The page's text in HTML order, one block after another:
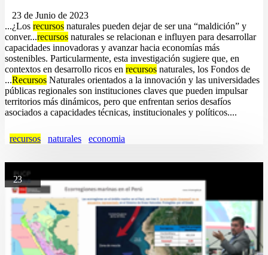
23 de Junio de 2023
...¿Los recursos naturales pueden dejar de ser una “maldición” y
conver...recursos naturales se relacionan e influyen para desarrollar
capacidades innovadoras y avanzar hacia economías más
sostenibles. Particularmente, esta investigación sugiere que, en
contextos en desarrollo ricos en recursos naturales, los Fondos de
...Recursos Naturales orientados a la innovación y las universidades
públicas regionales son instituciones claves que pueden impulsar
territorios más dinámicos, pero que enfrentan serios desafíos
asociados a capacidades técnicas, institucionales y políticos....
recursos naturales economia
23